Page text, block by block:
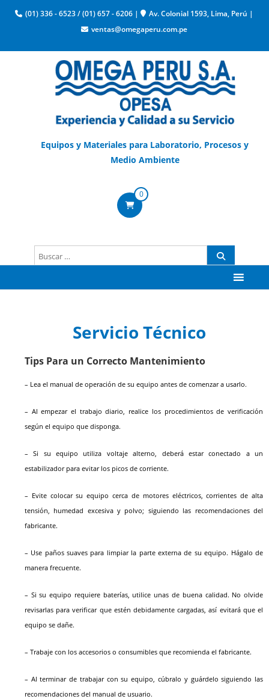
(01) 336 - 6523/(01) 657 - 6206 | Av. Colonial 1593, Lima, Perú |
ventas@omegaperu.com.pe
Equipos y Materiales para Laboratorio, Procesos y
Medio Ambiente
0
Servicio Técnico
Tips Para un Correcto Mantenimiento
– Lea el manual de operación de su equipo antes de comenzar a usarlo.
– Al empezar el trabajo diario, realice los procedimientos de verificación
según el equipo que disponga.
– Si su equipo utiliza voltaje alterno, deberá estar conectado a un
estabilizador para evitar los picos de corriente.
– Evite colocar su equipo cerca de motores eléctricos, corrientes de alta
tensión, humedad excesiva y polvo; siguiendo las recomendaciones del
fabricante.
– Use paños suaves para limpiar la parte externa de su equipo. Hágalo de
manera frecuente.
– Si su equipo requiere baterías, utilice unas de buena calidad. No olvide
revisarlas para verificar que estén debidamente cargadas, así evitará que el
equipo se dañe.
– Trabaje con los accesorios o consumibles que recomienda el fabricante.
– Al terminar de trabajar con su equipo, cúbralo y guárdelo siguiendo las
recomendaciones del manual de usuario.